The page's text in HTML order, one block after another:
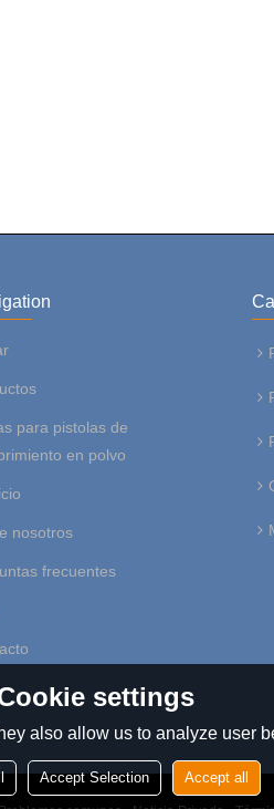
para pistolas de
en polvo
nosotros
frecuentes
settings
also allow us to analyze user
Accept Selection Accept all